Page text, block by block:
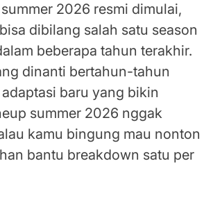
2026 resmi dimulai,
dibilang salah satu season
beberapa tahun terakhir.
dinanti bertahun-tahun
baru yang bikin
summer 2026 nggak
kamu bingung mau nonton
bantu breakdown satu per